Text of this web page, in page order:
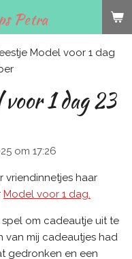
Petra
Model voor 1 dag
1 dag 23
om 17:26
vriendinnetjes haar
Model voor 1 dag.
om cadeautje uit te
van mij cadeautjes had
gedronken en een